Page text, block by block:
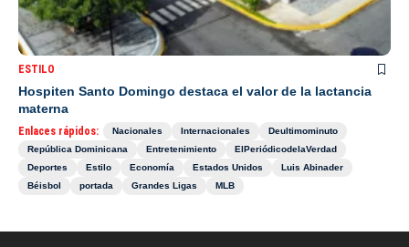
ESTILO
Hospiten Santo Domingo destaca el valor de la lactancia
materna
Enlaces rápidos: Nacionales Internacionales
Deultimominuto
República Dominicana
Entretenimiento
ElPeriódicodelaVerdad
Deportes
Estilo Economía Estados Unidos
Luis Abinader
Béisbol
portada Grandes Ligas MLB